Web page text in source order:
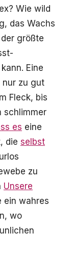
Wie wild
das Wachs
größte
Eine
nur zu gut
Fleck, bis
schlimmer
es eine
die selbst
zu
Unsere
ein wahres
wo